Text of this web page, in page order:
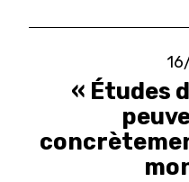
« Études